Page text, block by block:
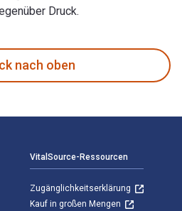
Druck.
nach oben
VitalSource-Ressourcen
Zugänglichkeitserklärung
Kauf in großen Mengen